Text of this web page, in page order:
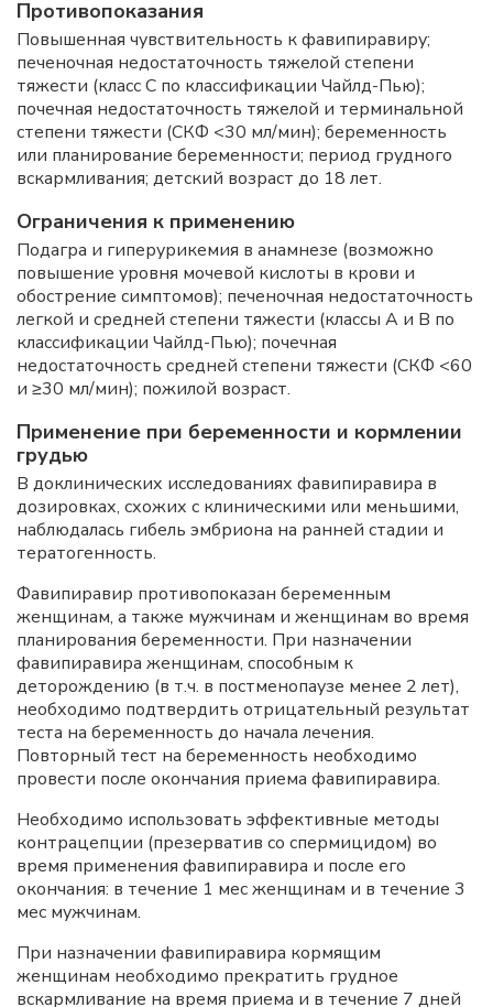
Противопоказания
Повышенная чувствительность к фавипиравиру;
печеночная недостаточность тяжелой степени
тяжести (класс С по классификации Чайлд-Пью);
почечная недостаточность тяжелой и терминальной
степени тяжести (СКФ <30 мл/мин); беременность
или планирование беременности; период грудного
вскармливания; детский возраст до 18 лет.
Ограничения к применению
Подагра и гиперурикемия в анамнезе (возможно
повышение уровня мочевой кислоты в крови и
обострение симптомов); печеночная недостаточность
легкой и средней степени тяжести (классы А и В по
классификации Чайлд-Пью); почечная
недостаточность средней степени тяжести (СКФ <60
и ≥30 мл/мин); пожилой возраст.
Применение при беременности и кормлении
грудью
В доклинических исследованиях фавипиравира в
дозировках, схожих с клиническими или меньшими,
наблюдалась гибель эмбриона на ранней стадии и
тератогенность.
Фавипиравир противопоказан беременным
женщинам, а также мужчинам и женщинам во время
планирования беременности. При назначении
фавипиравира женщинам, способным к
деторождению (в т.ч. в постменопаузе менее 2 лет),
необходимо подтвердить отрицательный результат
теста на беременность до начала лечения.
Повторный тест на беременность необходимо
провести после окончания приема фавипиравира.
Необходимо использовать эффективные методы
контрацепции (презерватив со спермицидом) во
время применения фавипиравира и после его
окончания: в течение 1 мес женщинам и в течение 3
мес мужчинам.
При назначении фавипиравира кормящим
женщинам необходимо прекратить грудное
вскармливание на время приема и в течение 7 дней